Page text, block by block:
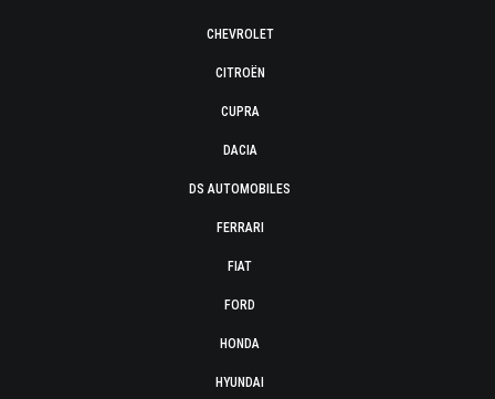
CHEVROLET
CITROËN
CUPRA
DACIA
DS AUTOMOBILES
FERRARI
FIAT
FORD
HONDA
HYUNDAI